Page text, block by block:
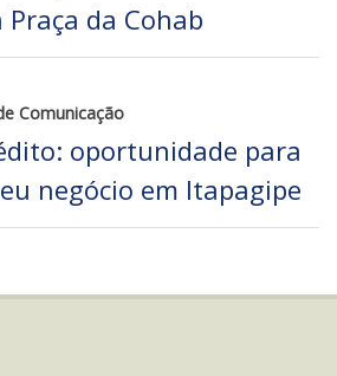
da Cohab
Comunicação
oportunidade para
negócio em Itapagipe